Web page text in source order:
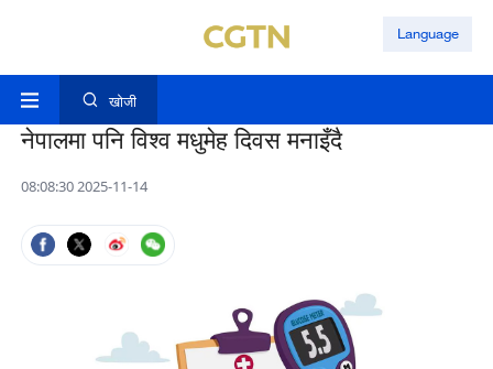
Language
खोजी
नेपालमा पनि विश्व मधुमेह दिवस मनाइँदै
08:08:30 2025-11-14